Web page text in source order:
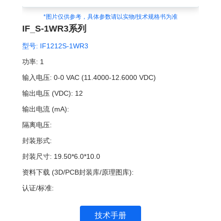
*图片仅供参考，具体参数请以实物/技术规格书为准
IF_S-1WR3系列
型号: IF1212S-1WR3
功率: 1
输入电压: 0-0 VAC (11.4000-12.6000 VDC)
输出电压 (VDC): 12
输出电流 (mA):
隔离电压:
封装形式:
封装尺寸: 19.50*6.0*10.0
资料下载 (3D/PCB封装库/原理图库):
认证/标准:
技术手册